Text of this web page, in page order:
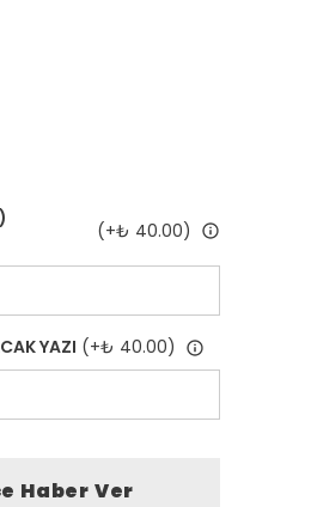
(+₺ 40.00)
YAZI (+₺ 40.00)
Haber Ver